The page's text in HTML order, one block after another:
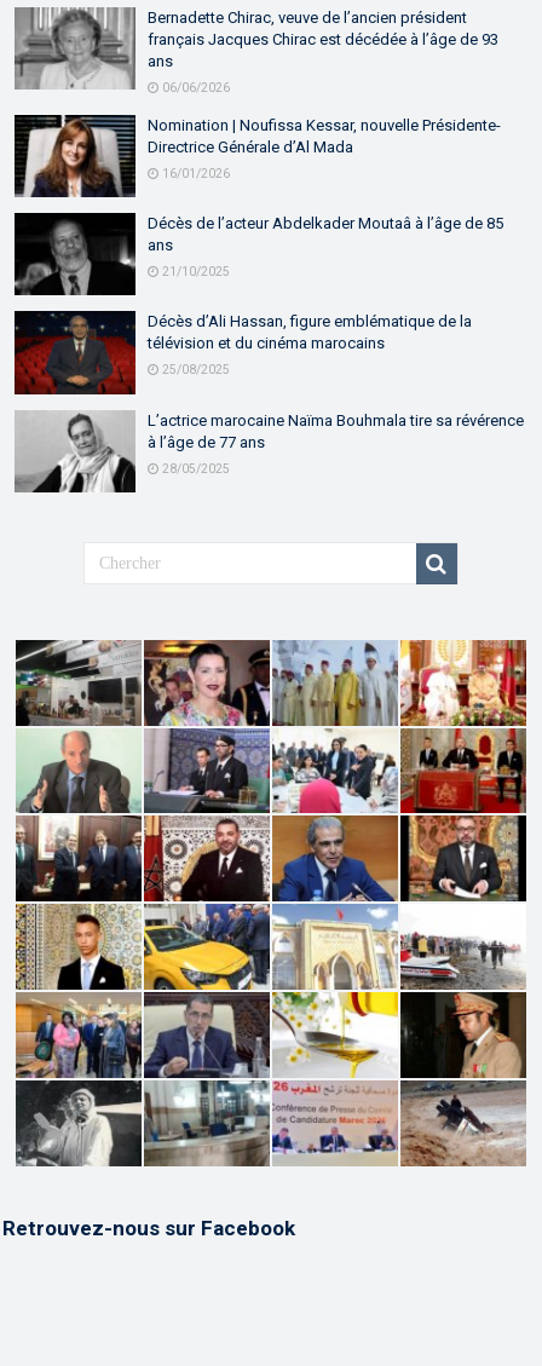
Bernadette Chirac, veuve de l’ancien président
français Jacques Chirac est décédée à l’âge de 93
ans
06/06/2026
Nomination | Noufissa Kessar, nouvelle Présidente-
Directrice Générale d’Al Mada
16/01/2026
Décès de l’acteur Abdelkader Moutaâ à l’âge de 85
ans
21/10/2025
Décès d’Ali Hassan, figure emblématique de la
télévision et du cinéma marocains
25/08/2025
L’actrice marocaine Naïma Bouhmala tire sa révérence
à l’âge de 77 ans
28/05/2025
Retrouvez-nous sur Facebook